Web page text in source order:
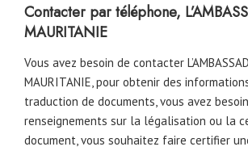
Contacter par téléphone,
MAURITANIE
Vous avez besoin de contacter
MAURITANIE, pour obtenir des
traduction de documents, vous avez
renseignements sur la légalisation ou la
document, vous souhaitez faire certifier